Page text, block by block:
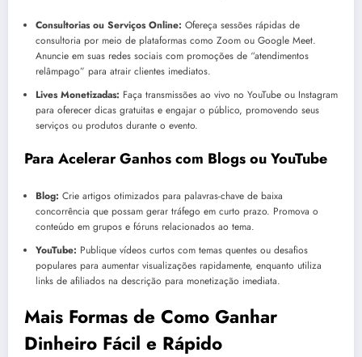
Consultorias ou Serviços Online: Ofereça sessões rápidas de
consultoria por meio de plataformas como Zoom ou Google Meet.
Anuncie em suas redes sociais com promoções de “atendimentos
relâmpago” para atrair clientes imediatos.
Lives Monetizadas: Faça transmissões ao vivo no YouTube ou Instagram
para oferecer dicas gratuitas e engajar o público, promovendo seus
serviços ou produtos durante o evento.
Para Acelerar Ganhos com Blogs ou YouTube
Blog: Crie artigos otimizados para palavras-chave de baixa
concorrência que possam gerar tráfego em curto prazo. Promova o
conteúdo em grupos e fóruns relacionados ao tema.
YouTube: Publique vídeos curtos com temas quentes ou desafios
populares para aumentar visualizações rapidamente, enquanto utiliza
links de afiliados na descrição para monetização imediata.
Mais Formas de Como Ganhar
Dinheiro Fácil e Rápido